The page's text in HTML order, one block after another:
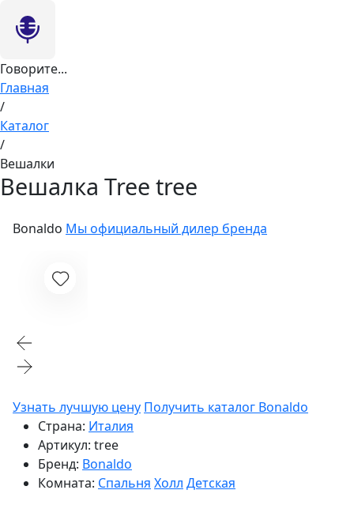
Говорите...
Главная
/
Каталог
/
Вешалки
Вешалка Tree tree
Bonaldo Мы официальный дилер бренда
Узнать лучшую цену Получить каталог Bonaldo
Страна: Италия
Артикул: tree
Бренд: Bonaldo
Комната: Спальня Холл Детская